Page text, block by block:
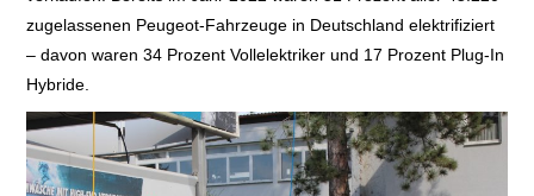
zugelassenen Peugeot-Fahrzeuge in Deutschland elektrifiziert
– davon waren 34 Prozent Vollelektriker und 17 Prozent Plug-In
Hybride.